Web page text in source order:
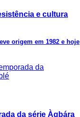
e cultura
origem em 1982 e hoje
da série Àgbára